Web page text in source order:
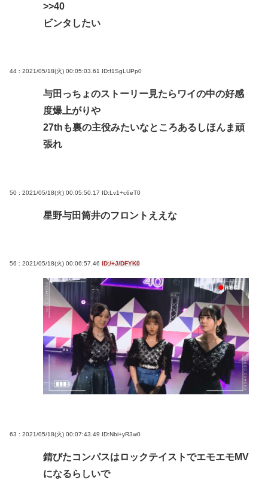
>>40
ビンタしたい
44 : 2021/05/18(火) 00:05:03.61 ID:f1SgLUPp0
与田っちょのストーリー見たらワイの中の好感
度爆上がりや
27thも裏の主役みたいなところあるしほんま頑
張れ
50 : 2021/05/18(火) 00:05:50.17 ID:Lv1+c6eT0
星野与田筒井のフロントええな
56 : 2021/05/18(火) 00:06:57.46 ID:/+J/DFYK0
63 : 2021/05/18(火) 00:07:43.49 ID:Nbi+yR3w0
錆びたコンパスはロックテイストでエモエモMV
になるらしいで